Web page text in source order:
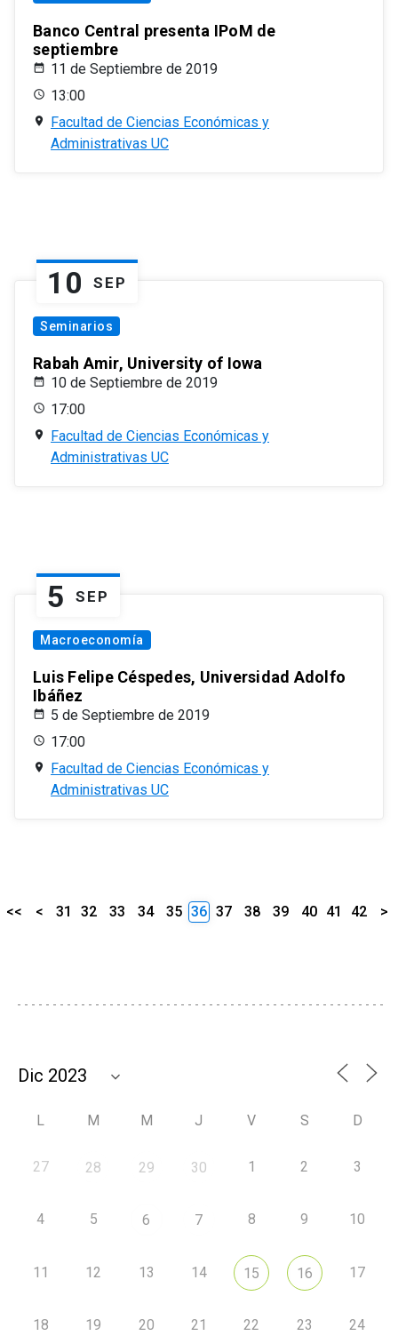
Banco Central presenta IPoM de
septiembre
11 de Septiembre de 2019
13:00
Facultad de Ciencias Económicas y
Administrativas UC
10 SEP
Seminarios
Rabah Amir, University of Iowa
10 de Septiembre de 2019
17:00
Facultad de Ciencias Económicas y
Administrativas UC
5 SEP
Macroeconomía
Luis Felipe Céspedes, Universidad Adolfo
Ibáñez
5 de Septiembre de 2019
17:00
Facultad de Ciencias Económicas y
Administrativas UC
<< < 31 32 33 34 35 36 37 38 39 40 41 42 >
L M M J V S D
27 28 29 30 1 2 3
4 5 6 7 8 9 10
11 12 13 14 15 16 17
18 19 20 21 22 23 24